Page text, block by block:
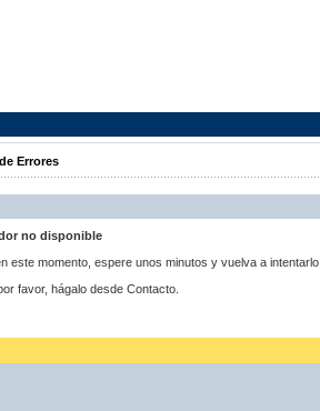
Errores
no disponible
este momento, espere unos minutos y vuelva a intentarlo.
favor, hágalo desde Contacto.